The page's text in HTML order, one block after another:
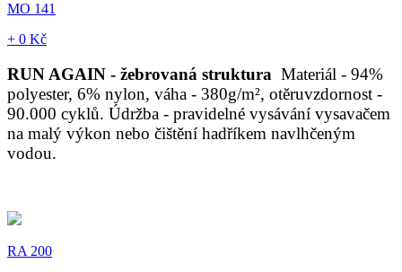
MO 141
+ 0 Kč
RUN AGAIN - žebrovaná struktura Materiál - 94%
polyester, 6% nylon, váha - 380g/m², otěruvzdornost -
90.000 cyklů. Údržba - pravidelné vysávání vysavačem
na malý výkon nebo čištění hadříkem navlhčeným
vodou.
RA 200